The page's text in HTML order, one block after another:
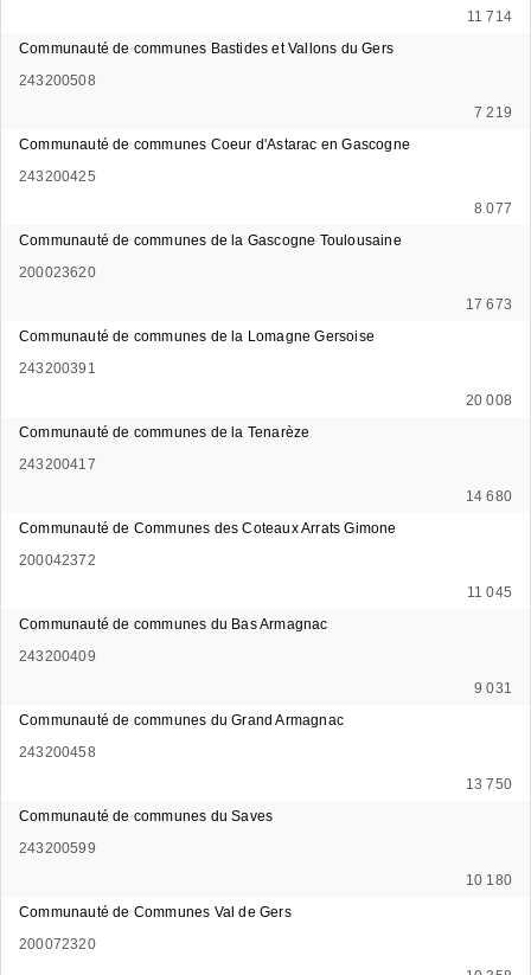
11 714
Communauté de communes Bastides et Vallons du Gers
243200508
7 219
Communauté de communes Coeur d'Astarac en Gascogne
243200425
8 077
Communauté de communes de la Gascogne Toulousaine
200023620
17 673
Communauté de communes de la Lomagne Gersoise
243200391
20 008
Communauté de communes de la Tenarèze
243200417
14 680
Communauté de Communes des Coteaux Arrats Gimone
200042372
11 045
Communauté de communes du Bas Armagnac
243200409
9 031
Communauté de communes du Grand Armagnac
243200458
13 750
Communauté de communes du Saves
243200599
10 180
Communauté de Communes Val de Gers
200072320